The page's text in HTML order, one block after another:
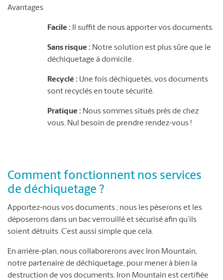
Avantages
Facile : Il suffit de nous apporter vos documents.
Sans risque : Notre solution est plus sûre que le
déchiquetage à domicile.
Recyclé : Une fois déchiquetés, vos documents
sont recyclés en toute sécurité.
Pratique : Nous sommes situés près de chez
vous. Nul besoin de prendre rendez-vous !
Comment fonctionnent nos services
de déchiquetage ?
Apportez-nous vos documents ; nous les pèserons et les
déposerons dans un bac verrouillé et sécurisé afin qu’ils
soient détruits. C’est aussi simple que cela.
En arrière-plan, nous collaborerons avec Iron Mountain,
notre partenaire de déchiquetage, pour mener à bien la
destruction de vos documents. Iron Mountain est certifiée